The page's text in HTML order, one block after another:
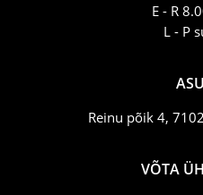
E - R
L - P
Reinu põik 4,
VÕTA